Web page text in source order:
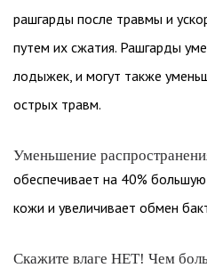
рашгарды после травмы и
путем их сжатия. Рашгарды
лодыжек, и могут также
острых травм.
Уменьшение
обеспечивает на 40%
кожи и увеличивает обмен
Скажите влаге НЕТ! Чем